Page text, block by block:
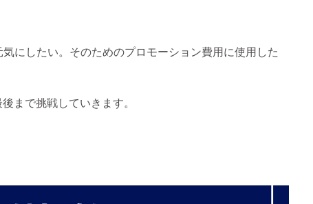
にしたい。そのためのプロモーション費用に使用した
まで挑戦していきます。